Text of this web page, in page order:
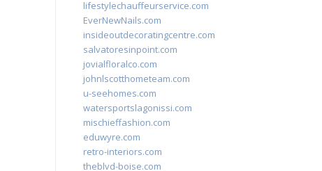
lifestylechauffeurservice.com
EverNewNails.com
insideoutdecoratingcentre.com
salvatoresinpoint.com
jovialfloralco.com
johnlscotthometeam.com
u-seehomes.com
watersportslagonissi.com
mischieffashion.com
eduwyre.com
retro-interiors.com
theblvd-boise.com